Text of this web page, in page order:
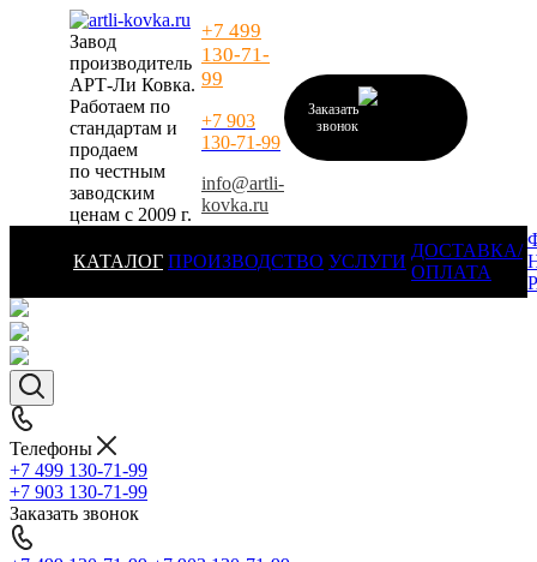
Завод
производитель
АРТ-Ли Ковка.
Работаем по
стандартам и
продаем
по честным
заводским
ценам с 2009 г.
+7 499
130-71-
99
+7 903
130-71-99
info@artli-
kovka.ru
Заказать
звонок
КАТАЛОГ ПРОИЗВОДСТВО УСЛУГИ
ДОСТАВКА/
ОПЛАТА
Телефоны
+7 499 130-71-99
+7 903 130-71-99
Заказать звонок